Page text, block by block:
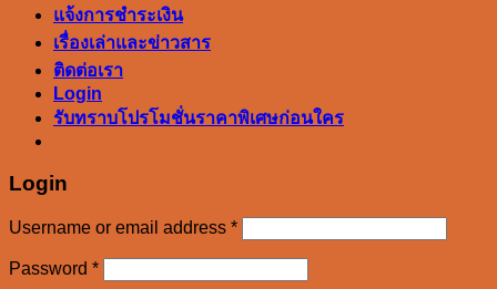
แจ้งการชำระเงิน
เรื่องเล่าและข่าวสาร
ติดต่อเรา
Login
รับทราบโปรโมชั่นราคาพิเศษก่อนใคร
Login
Username or email address *
Password *